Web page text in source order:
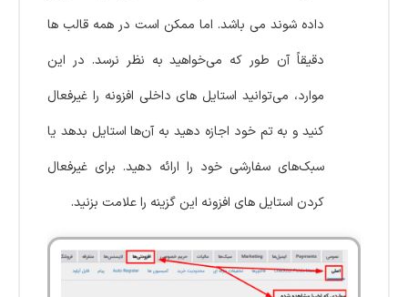
داده شوند می باشد. اما ممکن است در همه قالب ها
دقیقاً آن طور که می‌خواهید به نظر نرسد. در این
موارد، می‌توانید استایل های داخلی افزونه را غیرفعال
کنید و به تم خود اجازه دهید به آن‌ها استایل بدهد یا
سبک‌های سفارشی خود را ارائه دهید. برای غیرفعال
کردن استایل های افزونه این گزینه را علامت بزنید.